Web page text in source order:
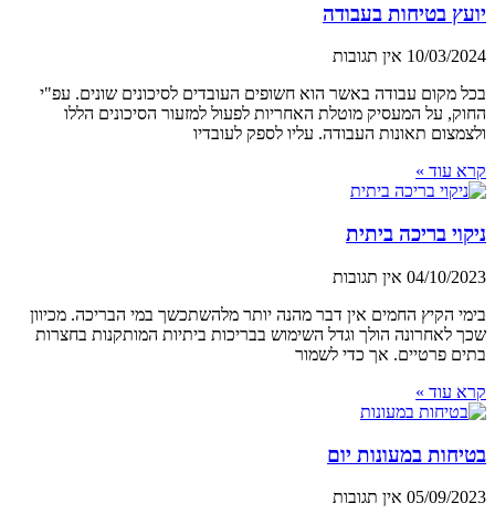
יועץ בטיחות בעבודה
10/03/2024 אין תגובות
בכל מקום עבודה באשר הוא חשופים העובדים לסיכונים שונים. עפ"י
החוק, על המעסיק מוטלת האחריות לפעול למזעור הסיכונים הללו
ולצמצום תאונות העבודה. עליו לספק לעובדיו
קרא עוד »
ניקוי בריכה ביתית
04/10/2023 אין תגובות
בימי הקיץ החמים אין דבר מהנה יותר מלהשתכשך במי הבריכה. מכיוון
שכך לאחרונה הולך וגדל השימוש בבריכות ביתיות המותקנות בחצרות
בתים פרטיים. אך כדי לשמור
קרא עוד »
בטיחות במעונות יום
05/09/2023 אין תגובות